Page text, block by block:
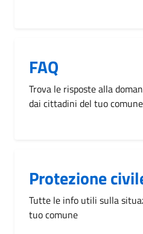
FAQ
Trova le risposte alla
dai cittadini del tuo comune
Protezione
Tutte le info utili sulla
tuo comune